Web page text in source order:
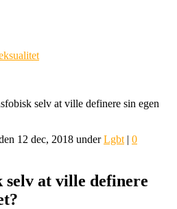
selv at ville definere sin egen
12 dec, 2018 underLgbt | 0
at ville definere